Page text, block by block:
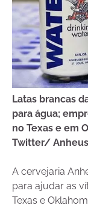
Latas brancas
para água;
no Texas e em
Twitter/
A cervejaria
para ajudar as
Texas e